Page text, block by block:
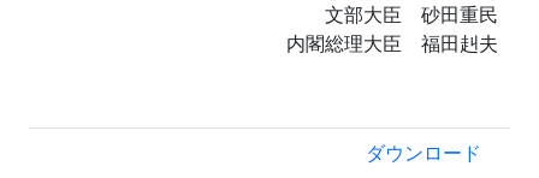
文部大臣 砂田重民
内閣総理大臣 福田赳夫
ダウンロード